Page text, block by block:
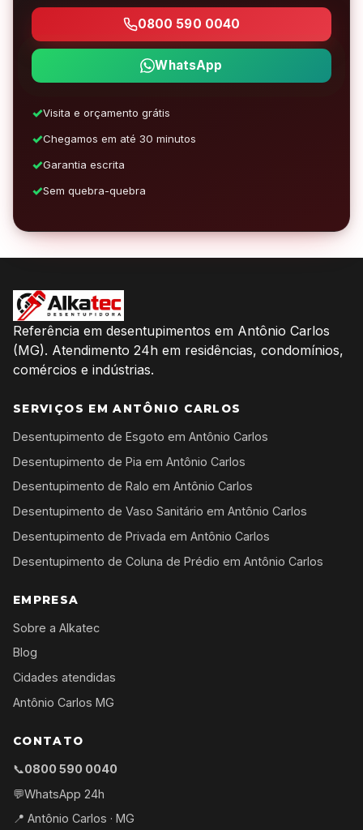
0800 590 0040
WhatsApp
Visita e orçamento grátis
Chegamos em até 30 minutos
Garantia escrita
Sem quebra-quebra
Referência em desentupimentos em Antônio Carlos
(MG). Atendimento 24h em residências, condomínios,
comércios e indústrias.
SERVIÇOS EM ANTÔNIO CARLOS
Desentupimento de Esgoto em Antônio Carlos
Desentupimento de Pia em Antônio Carlos
Desentupimento de Ralo em Antônio Carlos
Desentupimento de Vaso Sanitário em Antônio Carlos
Desentupimento de Privada em Antônio Carlos
Desentupimento de Coluna de Prédio em Antônio Carlos
EMPRESA
Sobre a Alkatec
Blog
Cidades atendidas
Antônio Carlos MG
CONTATO
📞0800 590 0040
💬WhatsApp 24h
📍 Antônio Carlos · MG